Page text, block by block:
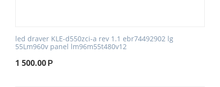
led draver KLE-d550zci-a rev 1.1 ebr74492902 lg
55Lm960v panel lm96m55t480v12
1 500.00 Р